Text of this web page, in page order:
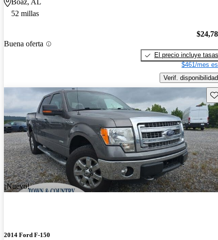
52 millas
Buena oferta
El precio incluye tasas
$461/mes
Verif. disponibilidad
¡Nuevo!
2014 Ford F-150